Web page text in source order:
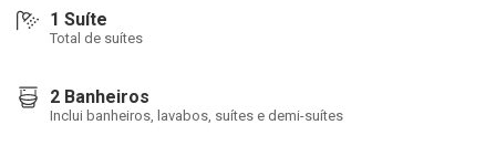
1 Suíte
Total de suítes
2 Banheiros
Inclui banheiros, lavabos, suítes e demi-suítes